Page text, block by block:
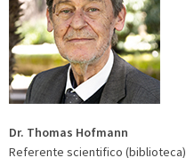
Dr. Thomas Hofmann
Referente scientifico (biblioteca)